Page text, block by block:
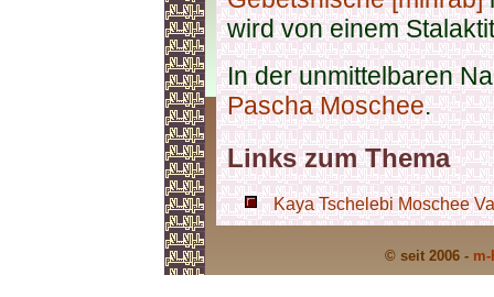
wird von einem
In der unmittelbaren
Pascha Moschee.
Links zum Thema
Kaya Tschelebi Moschee
© seit 2006 -